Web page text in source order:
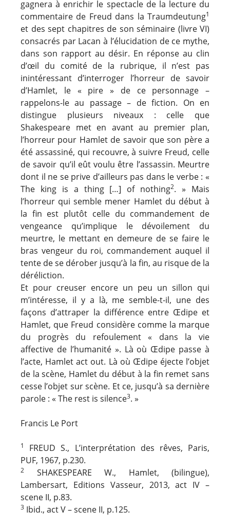
gagnera à enrichir le spectacle de la lecture du
commentaire de Freud dans la Traumdeutung1
et des sept chapitres de son séminaire (livre VI)
consacrés par Lacan à l’élucidation de ce mythe,
dans son rapport au désir. En réponse au clin
d’œil du comité de la rubrique, il n’est pas
inintéressant d’interroger l’horreur de savoir
d’Hamlet, le « pire » de ce personnage –
rappelons-le au passage – de fiction. On en
distingue plusieurs niveaux : celle que
Shakespeare met en avant au premier plan,
l’horreur pour Hamlet de savoir que son père a
été assassiné, qui recouvre, à suivre Freud, celle
de savoir qu’il eût voulu être l’assassin. Meurtre
dont il ne se prive d’ailleurs pas dans le verbe : «
The king is a thing […] of nothing2. » Mais
l’horreur qui semble mener Hamlet du début à
la fin est plutôt celle du commandement de
vengeance qu’implique le dévoilement du
meurtre, le mettant en demeure de se faire le
bras vengeur du roi, commandement auquel il
tente de se dérober jusqu’à la fin, au risque de la
déréliction.
Et pour creuser encore un peu un sillon qui
m’intéresse, il y a là, me semble-t-il, une des
façons d’attraper la différence entre Œdipe et
Hamlet, que Freud considère comme la marque
du progrès du refoulement « dans la vie
affective de l’humanité ». Là où Œdipe passe à
l’acte, Hamlet act out. Là où Œdipe éjecte l’objet
de la scène, Hamlet du début à la fin remet sans
cesse l’objet sur scène. Et ce, jusqu’à sa dernière
parole : « The rest is silence3. »
Francis Le Port
1
FREUD S., L’interprétation des rêves, Paris,
PUF, 1967, p.230.
2
SHAKESPEARE W., Hamlet, (bilingue),
Lambersart, Editions Vasseur, 2013, act IV –
scene II, p.83.
3 Ibid., act V – scene II, p.125.